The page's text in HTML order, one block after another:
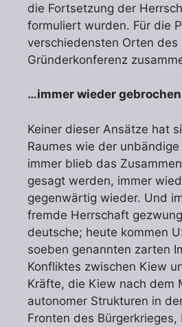
die Fortsetzung der
formuliert wurden. Für die
verschiedensten Orten
Gründerkonferenz
…immer wieder gebrochen
Keiner dieser Ansätze hat
Raumes wie der
immer blieb das
gesagt werden, immer
gegenwärtig wieder. Und
fremde Herrschaft
deutsche; heute kommen
soeben genannten zarten
Konfliktes zwischen Kiew
Kräfte, die Kiew nach dem
autonomer Strukturen in
Fronten des